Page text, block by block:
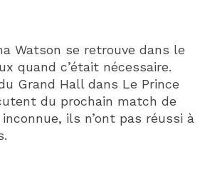
Watson se retrouve dans le
quand c’était nécessaire.
Grand Hall dans Le Prince
du prochain match de
ils n’ont pas réussi à